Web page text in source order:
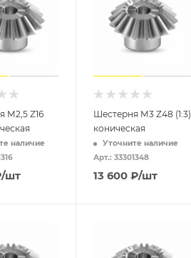
M2,5 Z16
наличие
/шт
Шестерня M3 Z48 (1:3)
коническая
Уточните наличие
Арт.: 33301348
13 600₽/шт